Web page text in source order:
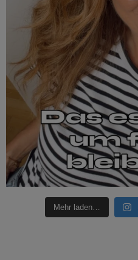
Mehr laden…